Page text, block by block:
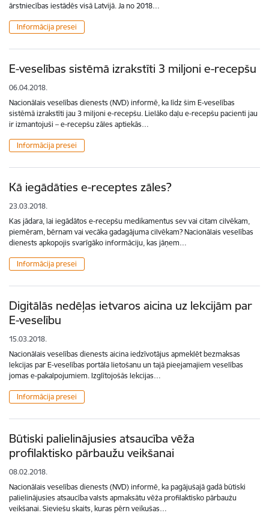
ārstniecības iestādēs visā Latvijā. Ja no 2018…
Informācija presei
E-veselības sistēmā izrakstīti 3 miljoni e-recepšu
06.04.2018.
Nacionālais veselības dienests (NVD) informē, ka līdz šim E-veselības
sistēmā izrakstīti jau 3 miljoni e-recepšu. Lielāko daļu e-recepšu pacienti jau
ir izmantojuši – e-recepšu zāles aptiekās…
Informācija presei
Kā iegādāties e-receptes zāles?
23.03.2018.
Kas jādara, lai iegādātos e-recepšu medikamentus sev vai citam cilvēkam,
piemēram, bērnam vai vecāka gadagājuma cilvēkam? Nacionālais veselības
dienests apkopojis svarīgāko informāciju, kas jāņem…
Informācija presei
Digitālās nedēļas ietvaros aicina uz lekcijām par
E-veselību
15.03.2018.
Nacionālais veselības dienests aicina iedzīvotājus apmeklēt bezmaksas
lekcijas par E-veselības portāla lietošanu un tajā pieejamajiem veselības
jomas e-pakalpojumiem. Izglītojošās lekcijas…
Informācija presei
Būtiski palielinājusies atsaucība vēža
profilaktisko pārbaužu veikšanai
08.02.2018.
Nacionālais veselības dienests (NVD) informē, ka pagājušajā gadā būtiski
palielinājusies atsaucība valsts apmaksātu vēža profilaktisko pārbaužu
veikšanai. Sieviešu skaits, kuras pērn veikušas…